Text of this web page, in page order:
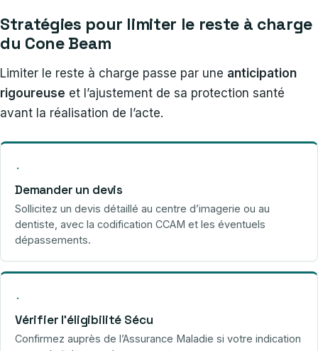
Stratégies pour limiter le reste à charge
du Cone Beam
Limiter le reste à charge passe par une anticipation
rigoureuse et l’ajustement de sa protection santé
avant la réalisation de l’acte.
·
Demander un devis
Sollicitez un devis détaillé au centre d’imagerie ou au
dentiste, avec la codification CCAM et les éventuels
dépassements.
·
Vérifier l’éligibilité Sécu
Confirmez auprès de l’Assurance Maladie si votre indication